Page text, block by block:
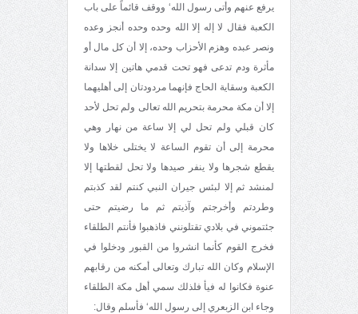
يرفع عنهم وأتى رسول الله‘ ووقف قائماً على باب
الكعبة فقال لا إله إلا الله وحده وحده أنجز وعده
ونصر عبده وهزم الأحزاب وحده، إلا أن كل مال أو
مأثرة ودم تدعى فهو تحت قدمي هاتين إلا سدانة
الكعبة وسقاية الحاج فإنهما مردودتان إلى أهليهما
إلا أن مكة محرمة بتحريم الله تعالى ولم تحل لأحد
كان قبلي ولم تحل لي إلا ساعة من نهار وهي
محرمة إلى أن تقوم الساعة لا يختلى خلاها ولا
يقطع شجرها ولا ينفر صيدها ولا تحل لقطتها إلا
لمنشد ثم إلا لبئس جيران النبي كنتم لقد كذبتم
وطردتم وأخرجتم وآذيتم ثم ما رضيتم حتى
جئتموني في بلادي تقتلونني فاذهبوا فأنتم الطلقاء
فخرج القوم كأنما انشروا من القبور ودخلوا في
الإسلام وكان الله تبارك وتعالى أمكنه من رقابهم
عنوة فكانوا له فيأ فلذلك سمي أهل مكة الطلقاء
وجاء ابن الزبعري إلى رسول الله‘ فأسلم وقال: